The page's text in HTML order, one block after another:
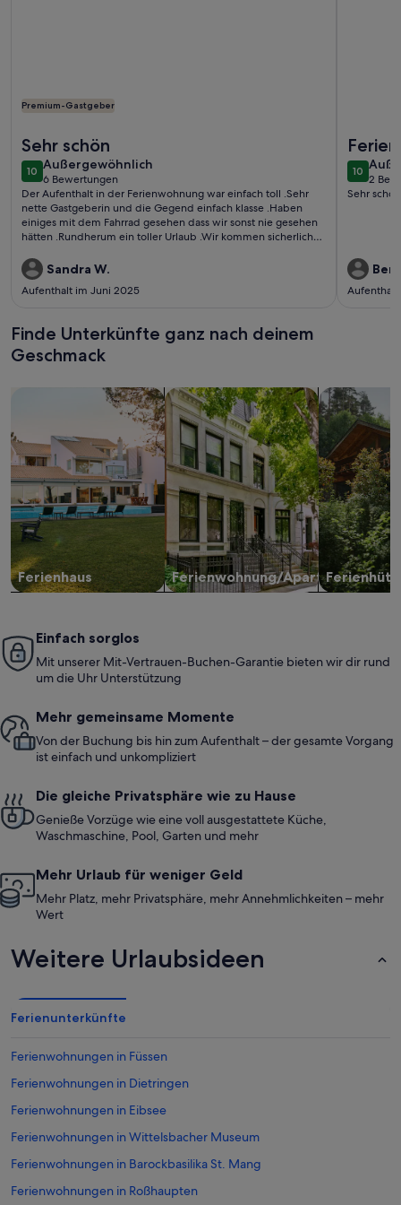
Premium-Gastgeber
Sehr schön
1010 von 10
Außergewöhnlich
außergewöhnlich
6 Bewertungen
(6
bewertungen)
Der Aufenthalt in der Ferienwohnung war einfach toll .Sehr
nette Gastgeberin und die Gegend einfach klasse .Haben
einiges mit dem Fahrrad gesehen dass wir sonst nie gesehen
hätten .Rundherum ein toller Urlaub .Wir kommen sicherlich
Sandra W.
Aufenthalt im Juni 2025
1010 von
2
(2
Sehr
Finde Unterkünfte ganz nach deinem
Geschmack
Ferienhaus
Suche nach Ferienhäusern
Ferienwohnung/Apartment
Suche nach Ferienwohnungen oder
Suche nach
Einfach sorglos
Mit unserer Mit-Vertrauen-Buchen-Garantie bieten wir dir rund
um die Uhr Unterstützung
Mehr gemeinsame Momente
Von der Buchung bis hin zum Aufenthalt – der gesamte Vorgang
ist einfach und unkompliziert
Die gleiche Privatsphäre wie zu Hause
Genieße Vorzüge wie eine voll ausgestattete Küche,
Waschmaschine, Pool, Garten und mehr
Mehr Urlaub für weniger Geld
Mehr Platz, mehr Privatsphäre, mehr Annehmlichkeiten – mehr
Wert
Weitere Urlaubsideen
Ferienunterkünfte
Ferienwohnungen in Füssen
Ferienwohnungen in Dietringen
Ferienwohnungen in Eibsee
Ferienwohnungen in Wittelsbacher Museum
Ferienwohnungen in Barockbasilika St. Mang
Ferienwohnungen in Roßhaupten